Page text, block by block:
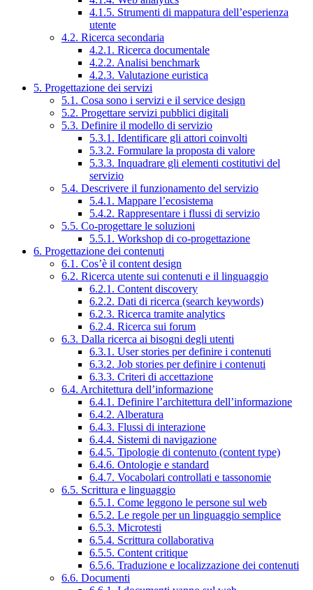
4.1.5. Strumenti di mappatura dell’esperienza
utente
4.2. Ricerca secondaria
4.2.1. Ricerca documentale
4.2.2. Analisi benchmark
4.2.3. Valutazione euristica
5. Progettazione dei servizi
5.1. Cosa sono i servizi e il service design
5.2. Progettare servizi pubblici digitali
5.3. Definire il modello di servizio
5.3.1. Identificare gli attori coinvolti
5.3.2. Formulare la proposta di valore
5.3.3. Inquadrare gli elementi costitutivi del
servizio
5.4. Descrivere il funzionamento del servizio
5.4.1. Mappare l’ecosistema
5.4.2. Rappresentare i flussi di servizio
5.5. Co-progettare le soluzioni
5.5.1. Workshop di co-progettazione
6. Progettazione dei contenuti
6.1. Cos’è il content design
6.2. Ricerca utente sui contenuti e il linguaggio
6.2.1. Content discovery
6.2.2. Dati di ricerca (search keywords)
6.2.3. Ricerca tramite analytics
6.2.4. Ricerca sui forum
6.3. Dalla ricerca ai bisogni degli utenti
6.3.1. User stories per definire i contenuti
6.3.2. Job stories per definire i contenuti
6.3.3. Criteri di accettazione
6.4. Architettura dell’informazione
6.4.1. Definire l’architettura dell’informazione
6.4.2. Alberatura
6.4.3. Flussi di interazione
6.4.4. Sistemi di navigazione
6.4.5. Tipologie di contenuto (content type)
6.4.6. Ontologie e standard
6.4.7. Vocabolari controllati e tassonomie
6.5. Scrittura e linguaggio
6.5.1. Come leggono le persone sul web
6.5.2. Le regole per un linguaggio semplice
6.5.3. Microtesti
6.5.4. Scrittura collaborativa
6.5.5. Content critique
6.5.6. Traduzione e localizzazione dei contenuti
6.6. Documenti